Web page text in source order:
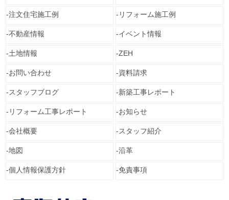
注文住宅施工例 リフォーム施工例
不動産情報 イベント情報
土地情報 ZEH
お問い合わせ 資料請求
スタッフブログ 新築工事レポート
リフォーム工事レポート お知らせ
会社概要 スタッフ紹介
地図 沿革
個人情報保護方針 免責事項